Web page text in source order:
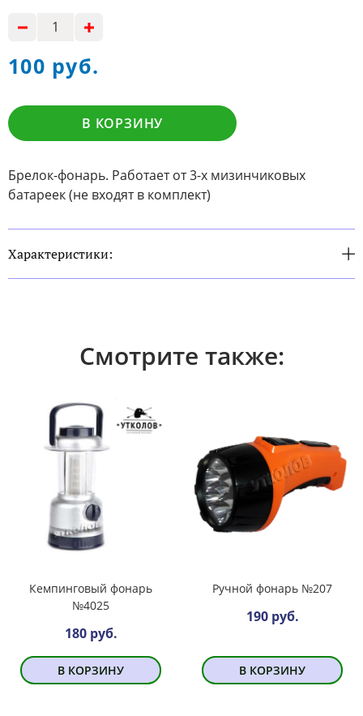
100 руб.
В КОРЗИНУ
Брелок-фонарь. Работает от 3-х мизинчиковых
батареек (не входят в комплект)
Характеристики:
Смотрите также:
Кемпинговый фонарь
№4025
180 руб.
В КОРЗИНУ
Ручной фонарь №207
190 руб.
В КОРЗИНУ